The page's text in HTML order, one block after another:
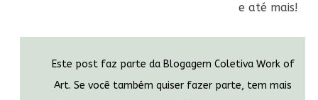
e até mais!
Este post faz parte da Blogagem Coletiva Work of
Art. Se você também quiser fazer parte, tem mais